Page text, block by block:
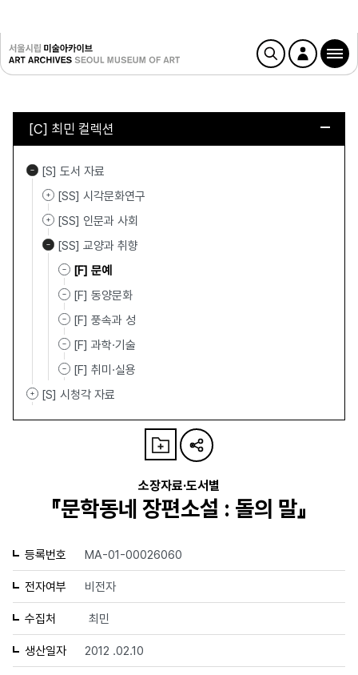
[C] 최민 컬렉션
[S] 도서 자료
[SS] 시각문화연구
[SS] 인문과 사회
[SS] 교양과 취향
[F] 문예
[F] 동양문화
[F] 풍속과 성
[F] 과학·기술
[F] 취미·실용
[S] 시청각 자료
소장자료·도서별
『문학동네 장편소설 : 돌의 말』
등록번호 MA-01-00026060
전자여부 비전자
수집처 최민
생산일자 2012 .02.10